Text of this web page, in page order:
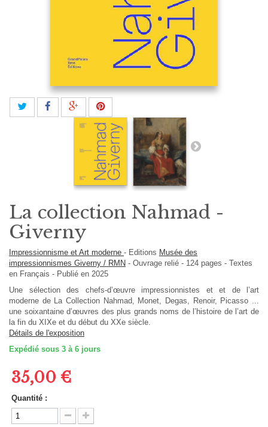
La collection Nahmad -
Giverny
Impressionnisme et Art moderne - Editions Musée des
impressionnismes Giverny / RMN - Ouvrage relié - 124 pages - Textes
en Français - Publié en 2025
Une sélection des chefs-d’œuvre impressionnistes et et de l’art
moderne de La Collection Nahmad, Monet, Degas, Renoir, Picasso ...
une soixantaine d’œuvres des plus grands noms de l’histoire de l’art de
la fin du XIXe et du début du XXe siècle.
Détails de l'exposition
Expédié sous 3 à 6 jours
35,00 €
Quantité :